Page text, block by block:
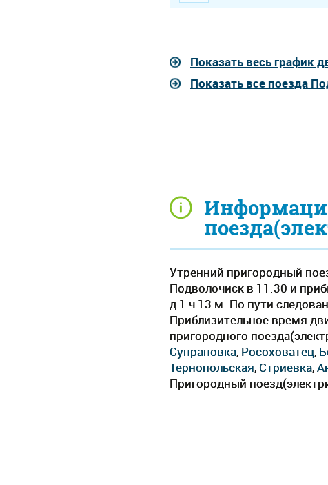
Утренний пригородный
Подволочиск в 11.30 и
д 1 ч 13 м. По пути
Приблизительное время
пригородного
Супрановка, Росоховатец,
Тернопольская, Стриевка,
Пригородный
Показать весь график
Показать все поезда